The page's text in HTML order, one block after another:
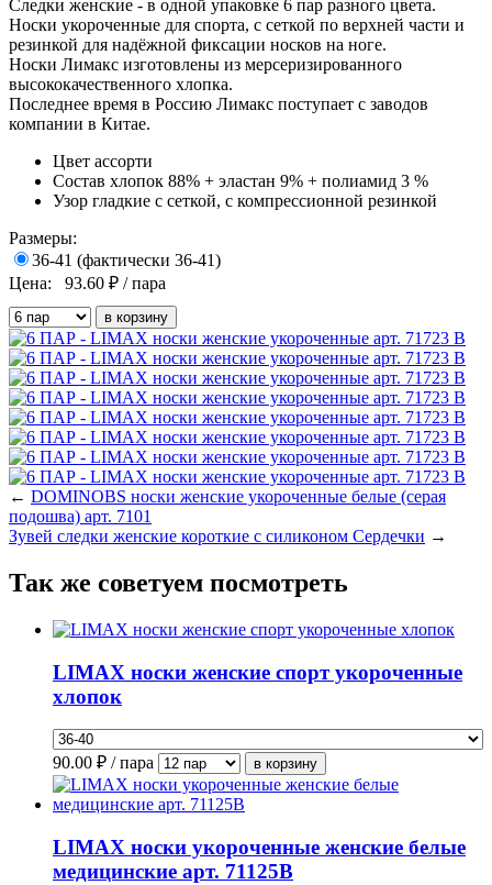
Следки женские - в одной упаковке 6 пар разного цвета.
Носки укороченные для спорта, с сеткой по верхней части и
резинкой для надёжной фиксации носков на ноге.
Носки Лимакс изготовлены из мерсеризированного
высококачественного хлопка.
Последнее время в Россию Лимакс поступает с заводов
компании в Китае.
Цвет ассорти
Состав хлопок 88% + эластан 9% + полиамид 3 %
Узор гладкие с сеткой, с компрессионной резинкой
Размеры:
36-41 (фактически 36-41)
Цена:
93.60 ₽ / пара
← DOMINOBS носки женские укороченные белые (серая
подошва) арт. 7101
Зувей следки женские короткие с силиконом Сердечки →
Так же советуем посмотреть
LIMAX носки женские спорт укороченные
хлопок
90.00 ₽ / пара
LIMAX носки укороченные женские белые
медицинские арт. 71125В